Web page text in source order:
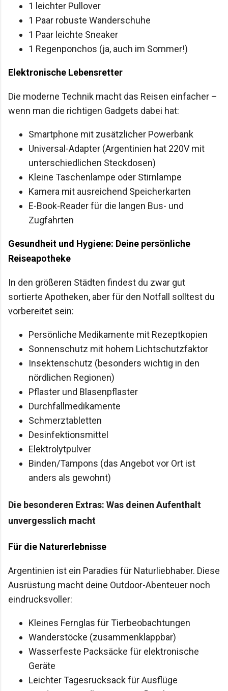
1 leichter Pullover
1 Paar robuste Wanderschuhe
1 Paar leichte Sneaker
1 Regenponchos (ja, auch im Sommer!)
Elektronische Lebensretter
Die moderne Technik macht das Reisen einfacher –
wenn man die richtigen Gadgets dabei hat:
Smartphone mit zusätzlicher Powerbank
Universal-Adapter (Argentinien hat 220V mit
unterschiedlichen Steckdosen)
Kleine Taschenlampe oder Stirnlampe
Kamera mit ausreichend Speicherkarten
E-Book-Reader für die langen Bus- und
Zugfahrten
Gesundheit und Hygiene: Deine persönliche
Reiseapotheke
In den größeren Städten findest du zwar gut
sortierte Apotheken, aber für den Notfall solltest du
vorbereitet sein:
Persönliche Medikamente mit Rezeptkopien
Sonnenschutz mit hohem Lichtschutzfaktor
Insektenschutz (besonders wichtig in den
nördlichen Regionen)
Pflaster und Blasenpflaster
Durchfallmedikamente
Schmerztabletten
Desinfektionsmittel
Elektrolytpulver
Binden/Tampons (das Angebot vor Ort ist
anders als gewohnt)
Die besonderen Extras: Was deinen Aufenthalt
unvergesslich macht
Für die Naturerlebnisse
Argentinien ist ein Paradies für Naturliebhaber. Diese
Ausrüstung macht deine Outdoor-Abenteuer noch
eindrucksvoller:
Kleines Fernglas für Tierbeobachtungen
Wanderstöcke (zusammenklappbar)
Wasserfeste Packsäcke für elektronische
Geräte
Leichter Tagesrucksack für Ausflüge